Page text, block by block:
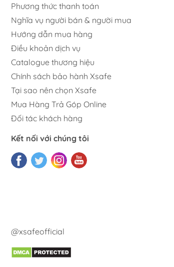
Phương thức thanh toán
Nghĩa vụ người bán & người mua
Hướng dẫn mua hàng
Điều khoản dịch vụ
Catalogue thương hiệu
Chính sách bảo hành Xsafe
Tại sao nên chọn Xsafe
Mua Hàng Trả Góp Online
Đối tác khách hàng
Kết nối với chúng tôi
@xsafeofficial